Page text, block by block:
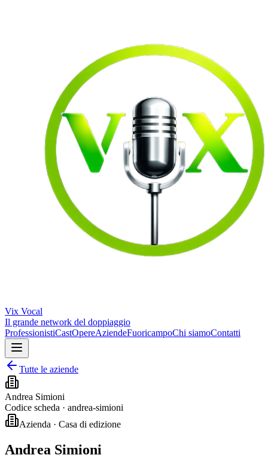
Vix Vocal
Il grande network del doppiaggio
ProfessionistiCastOpereAziendeFuoricampoChi siamoContatti
Tutte le aziende
Andrea Simioni
Codice scheda · andrea-simioni
Azienda · Casa di edizione
Andrea Simioni